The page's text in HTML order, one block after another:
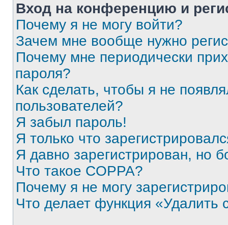
Вход на конференцию и
Почему я не могу войти?
Зачем мне вообще нужно
Почему мне периодически
пароля?
Как сделать, чтобы я не
пользователей?
Я забыл пароль!
Я только что
Я давно зарегистрирован, но
Что такое COPPA?
Почему я не могу
Что делает функция «Удалить